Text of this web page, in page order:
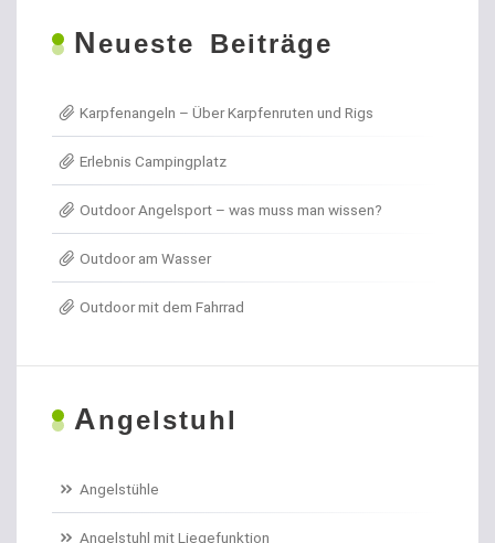
Angel- / Jagd- & Outdoormesser
Angelkoffer
Angelrollen für das Forellenangeln
Angelschnur Dorsch
Angelschnur Feedern
Neueste Beiträge
Karpfenangeln – Über Karpfenruten und Rigs
Erlebnis Campingplatz
Outdoor Angelsport – was muss man wissen?
Outdoor am Wasser
Outdoor mit dem Fahrrad
Angelstuhl
Angelstühle
Angelstuhl mit Liegefunktion